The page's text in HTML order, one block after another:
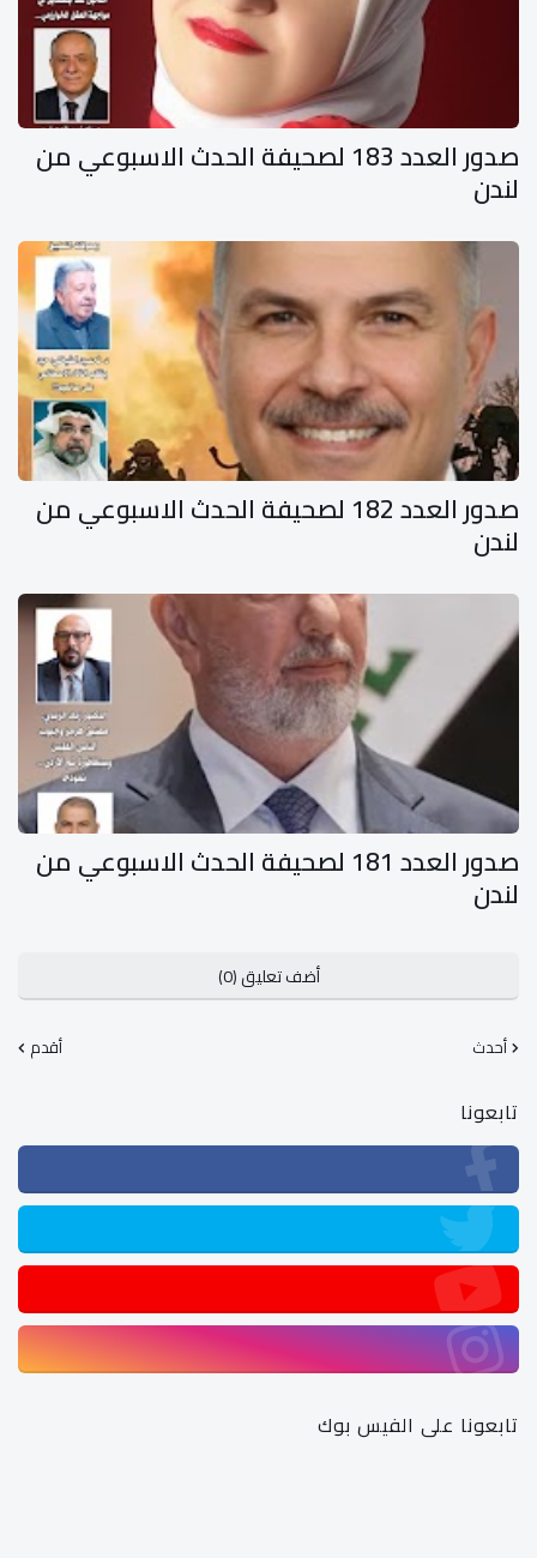
صدور العدد 183 لصحيفة الحدث الاسبوعي من
لندن
صدور العدد 182 لصحيفة الحدث الاسبوعي من
لندن
صدور العدد 181 لصحيفة الحدث الاسبوعي من
لندن
أضف تعليق (0)
أحدث أقدم
تابعونا
تابعونا على الفيس بوك